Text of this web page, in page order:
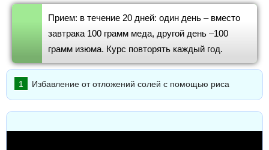
Прием: в течение 20 дней: один день – вместо
завтрака 100 грамм меда, другой день –100
грамм изюма. Курс повторять каждый год.
Избавление от отложений солей с помощью риса